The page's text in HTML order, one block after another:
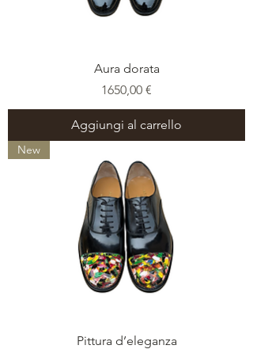
Aura dorata
Prezzo
1650,00 €
Aggiungi al carrello
New
Pittura d’eleganza